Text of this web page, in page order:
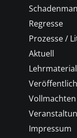
Regresse
Prozesse /
Aktuell
Lehrmaterial
Vollmachten
Impressum